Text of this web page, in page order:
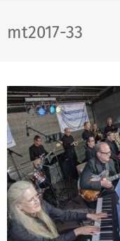
mt2017-33